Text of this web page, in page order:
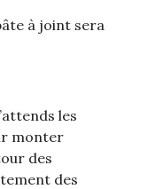
à joint sera
les
monter
des
des